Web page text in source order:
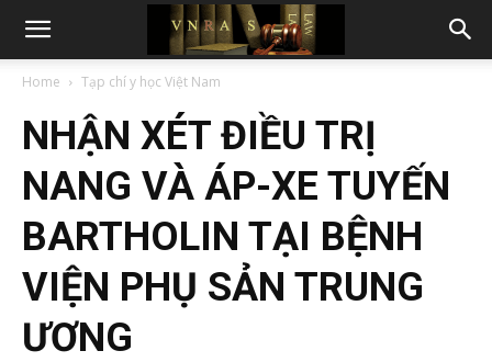
Home Tạp chí y học Việt Nam
NHẬN XÉT ĐIỀU TRỊ
NANG VÀ ÁP-XE TUYẾN
BARTHOLIN TẠI BỆNH
VIỆN PHỤ SẢN TRUNG
ƯƠNG